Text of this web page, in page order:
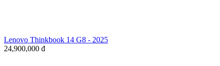
Lenovo Thinkbook 14 G8 - 2025
24,900,000 đ